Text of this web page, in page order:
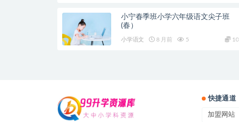
小宁春季班小学六年级语文尖子班
(春）
小学语文 8 月前 5 10
快捷通道
加盟网站